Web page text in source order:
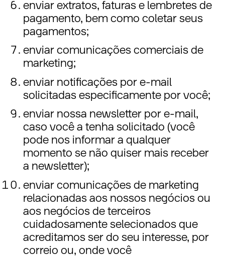
enviar extratos, faturas e lembretes de
pagamento, bem como coletar seus
pagamentos;
enviar comunicações comerciais de
marketing;
enviar notificações por e-mail
solicitadas especificamente por você;
enviar nossa newsletter por e-mail,
caso você a tenha solicitado (você
pode nos informar a qualquer
momento se não quiser mais receber
a newsletter);
enviar comunicações de marketing
relacionadas aos nossos negócios ou
aos negócios de terceiros
cuidadosamente selecionados que
acreditamos ser do seu interesse, por
correio ou, onde você